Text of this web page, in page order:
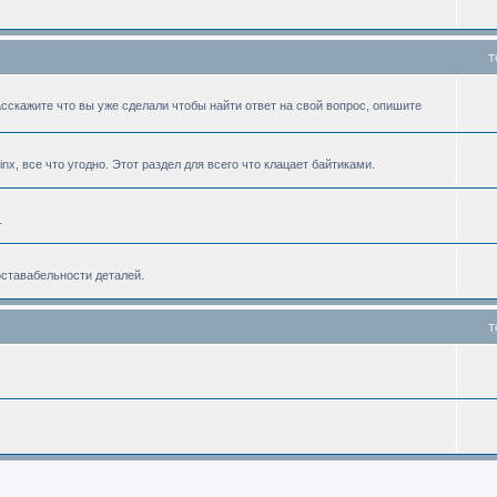
что вы уже сделали чтобы найти ответ на свой вопрос, опишите
все что угодно. Этот раздел для всего что клацает байтиками.
деталей.